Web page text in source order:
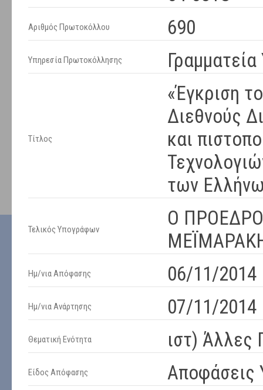
Αριθμός Πρωτοκόλλου 690
Υπηρεσία Πρωτοκόλλησης
Τίτλος
«Έγκριση
Διεθνούς
και
των
Τελικός Υπογράφων
Ο
Ημ/νια Απόφασης 06/11/2014
Ημ/νια Ανάρτησης 07/11/2014
Θεματική Ενότητα ιστ) Άλλες
Είδος Απόφασης Αποφάσεις